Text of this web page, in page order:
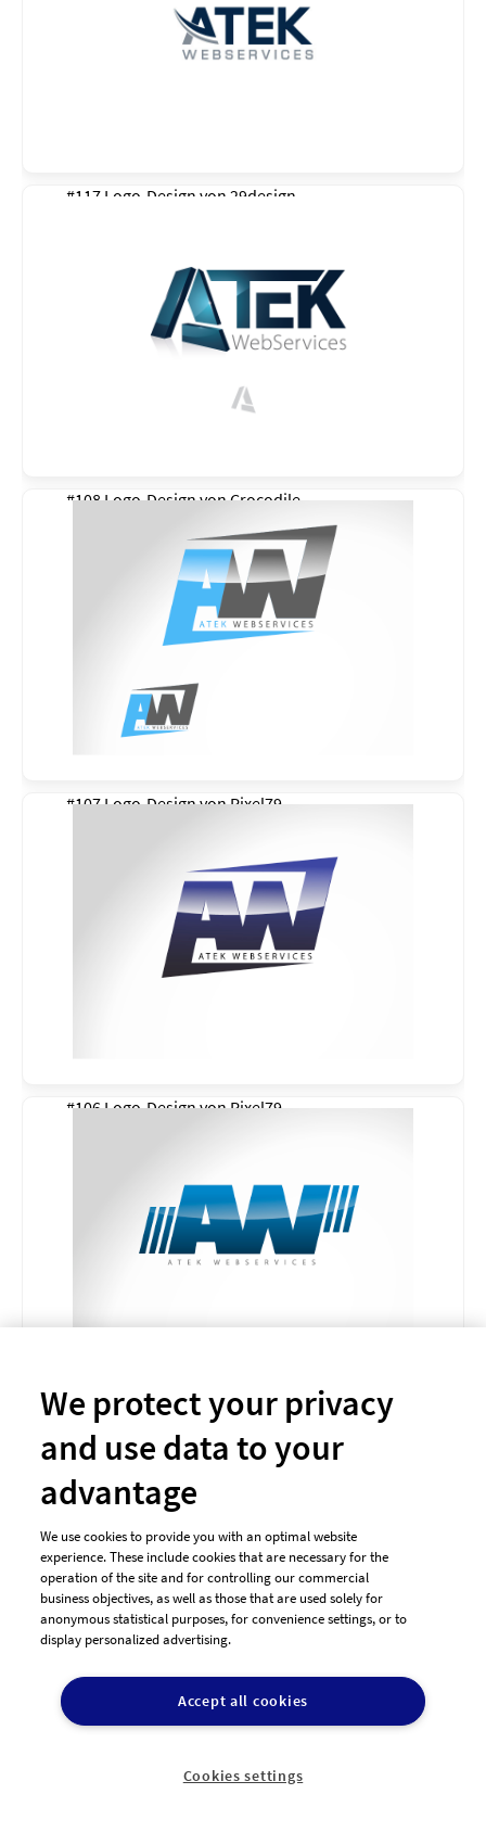
#117 Logo-Design von 29design
#108 Logo-Design vonCrocodile
#107 Logo-Design vonPixel79
#106 Logo-Design vonPixel79
#103 Logo-Design vonPixel79
#102 Logo-Design von
We protect your privacy
and use data to your
advantage
We use cookies to provide you with an optimal website
experience. These include cookies that are necessary for the
operation of the site and for controlling our commercial
business objectives, as well as those that are used solely for
anonymous statistical purposes, for convenience settings, or to
display personalized advertising.
Accept all cookies
Cookies settings